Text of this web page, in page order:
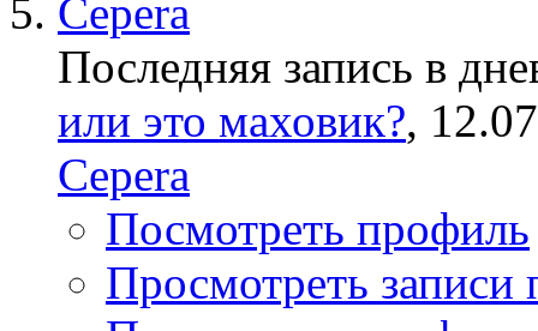
Cepera
Последняя запись в
или это маховик?,
Cepera
Посмотреть профиль
Просмотреть записи